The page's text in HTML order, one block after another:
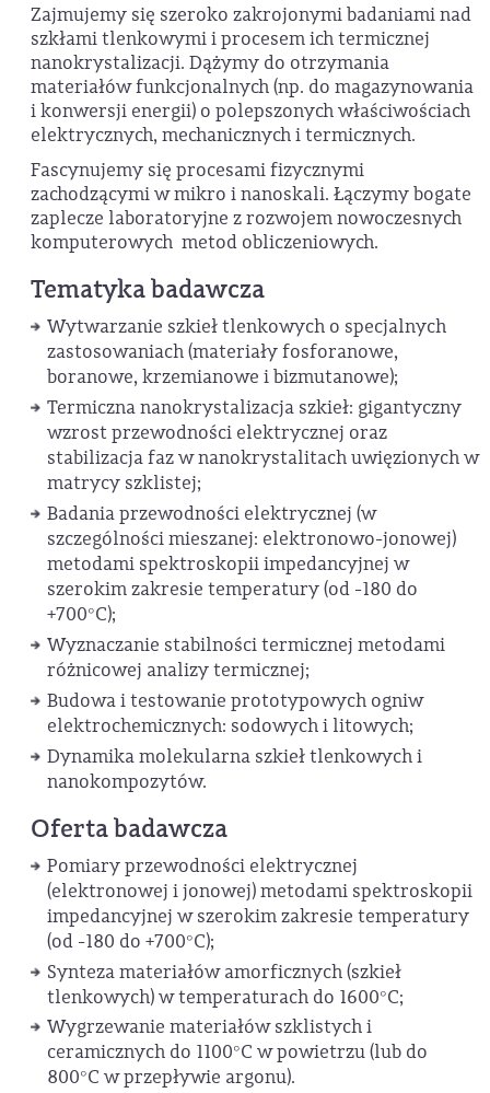
Zajmujemy się szeroko zakrojonymi badaniami nad
szkłami tlenkowymi i procesem ich termicznej
nanokrystalizacji. Dążymy do otrzymania
materiałów funkcjonalnych (np. do magazynowania
i konwersji energii) o polepszonych właściwościach
elektrycznych, mechanicznych i termicznych.
Fascynujemy się procesami fizycznymi
zachodzącymi w mikro i nanoskali. Łączymy bogate
zaplecze laboratoryjne z rozwojem nowoczesnych
komputerowych metod obliczeniowych.
Tematyka badawcza
Wytwarzanie szkieł tlenkowych o specjalnych
zastosowaniach (materiały fosforanowe,
boranowe, krzemianowe i bizmutanowe);
Termiczna nanokrystalizacja szkieł: gigantyczny
wzrost przewodności elektrycznej oraz
stabilizacja faz w nanokrystalitach uwięzionych w
matrycy szklistej;
Badania przewodności elektrycznej (w
szczególności mieszanej: elektronowo-jonowej)
metodami spektroskopii impedancyjnej w
szerokim zakresie temperatury (od -180 do
+700°C);
Wyznaczanie stabilności termicznej metodami
różnicowej analizy termicznej;
Budowa i testowanie prototypowych ogniw
elektrochemicznych: sodowych i litowych;
Dynamika molekularna szkieł tlenkowych i
nanokompozytów.
Oferta badawcza
Pomiary przewodności elektrycznej
(elektronowej i jonowej) metodami spektroskopii
impedancyjnej w szerokim zakresie temperatury
(od -180 do +700°C);
Synteza materiałów amorficznych (szkieł
tlenkowych) w temperaturach do 1600°C;
Wygrzewanie materiałów szklistych i
ceramicznych do 1100°C w powietrzu (lub do
800°C w przepływie argonu).